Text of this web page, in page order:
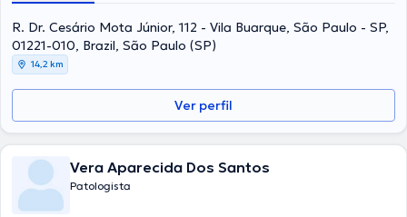
R. Dr. Cesário Mota Júnior, 112 - Vila Buarque, São Paulo - SP,
01221-010, Brazil, São Paulo (SP)
14,2 km
Ver perfil
Vera Aparecida Dos Santos
Patologista